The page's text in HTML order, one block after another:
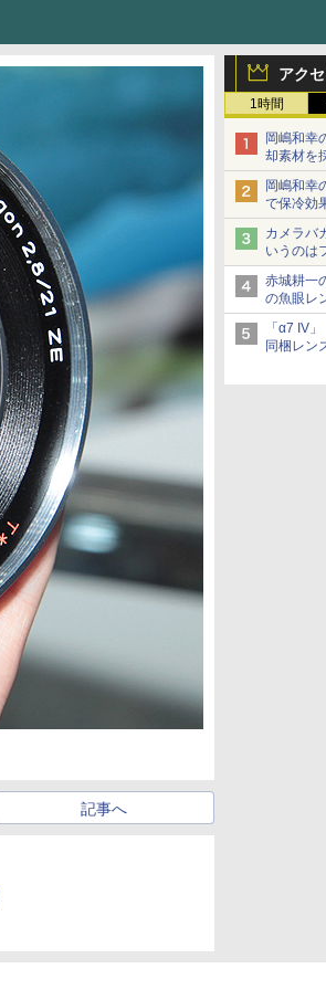
アク
1時間
岡嶋和幸
却素材を
Watch
岡嶋和幸
で保冷効
Watch
カメラバ
いうのは
赤城耕一
の魚眼レ
サーズ
「α7 IV
同梱レン
記事へ